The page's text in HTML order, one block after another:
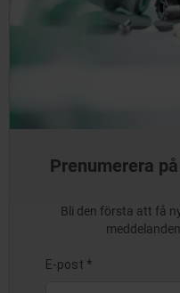
Prenumerera
Bli den första att få